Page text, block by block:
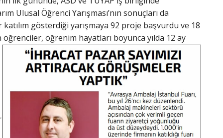
Ulusal Öğrenci Yarışması’nın sonuçları da
gösterdiği yarışmaya 92 proje başvurdu ve 18
öğrenim hayatları boyunca yılda 12 ay